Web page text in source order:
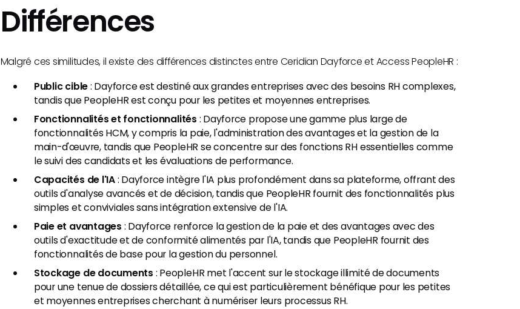
Différences
Malgré ces similitudes, il existe des différences distinctes entre Ceridian Dayforce et Access PeopleHR :
Public cible: Dayforce est destiné aux grandes entreprises avec des besoins RH complexes,
tandis que PeopleHR est conçu pour les petites et moyennes entreprises.
Fonctionnalités et fonctionnalités : Dayforce propose une gamme plus large de
fonctionnalités HCM, y compris la paie, l'administration des avantages et la gestion de la
main-d'œuvre, tandis que PeopleHR se concentre sur des fonctions RH essentielles comme
le suivi des candidats et les évaluations de performance.
Capacités de l'IA: Dayforce intègre l'IA plus profondément dans sa plateforme, offrant des
outils d'analyse avancés et de décision, tandis que PeopleHR fournit des fonctionnalités plus
simples et conviviales sans intégration extensive de l'IA.
Paie et avantages : Dayforce renforce la gestion de la paie et des avantages avec des
outils d'exactitude et de conformité alimentés par l'IA, tandis que PeopleHR fournit des
fonctionnalités de base pour la gestion du personnel.
Stockage de documents : PeopleHR met l'accent sur le stockage illimité de documents
pour une tenue de dossiers détaillée, ce qui est particulièrement bénéfique pour les petites
et moyennes entreprises cherchant à numériser leurs processus RH.